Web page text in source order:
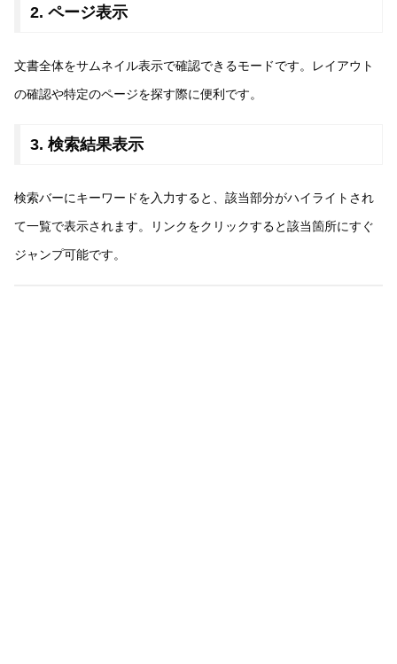
2. ページ表示
文書全体をサムネイル表示で確認できるモードです。レイアウト
の確認や特定のページを探す際に便利です。
3. 検索結果表示
検索バーにキーワードを入力すると、該当部分がハイライトされ
て一覧で表示されます。リンクをクリックすると該当箇所にすぐ
ジャンプ可能です。